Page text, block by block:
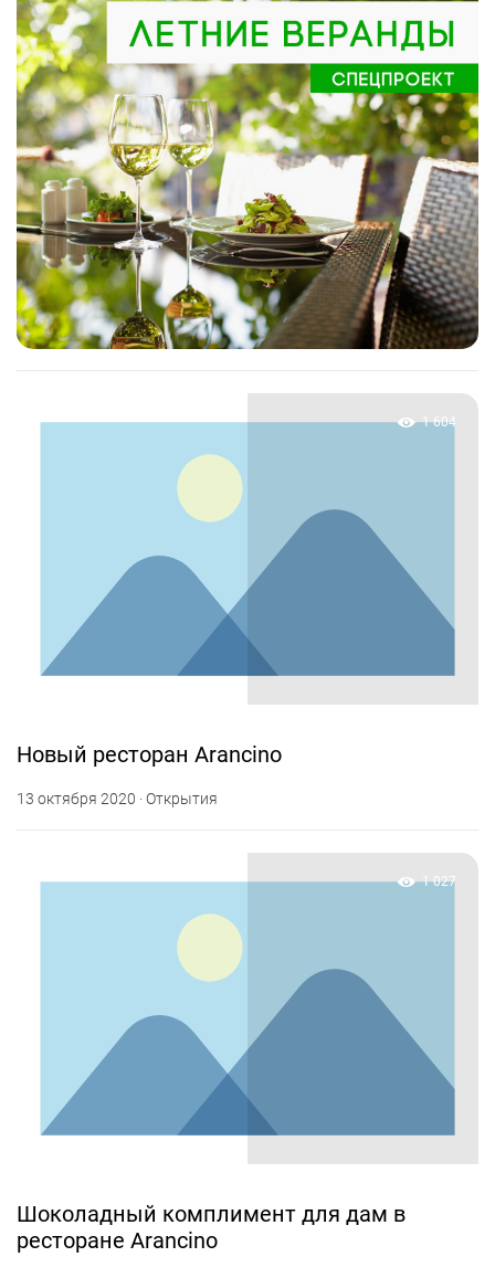
1 604
Новый ресторан Arancino
13 октября 2020 · Открытия
1 027
Шоколадный комплимент для дам в
ресторане Arancino